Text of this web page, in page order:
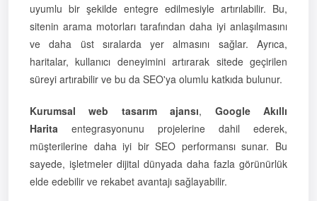
uyumlu bir şekilde entegre edilmesiyle artırılabilir. Bu,
sitenin arama motorları tarafından daha iyi anlaşılmasını
ve daha üst sıralarda yer almasını sağlar. Ayrıca,
haritalar, kullanıcı deneyimini artırarak sitede geçirilen
süreyi artırabilir ve bu da SEO'ya olumlu katkıda bulunur.
Kurumsal web tasarım ajansı, Google Akıllı
Harita entegrasyonunu projelerine dahil ederek,
müşterilerine daha iyi bir SEO performansı sunar. Bu
sayede, işletmeler dijital dünyada daha fazla görünürlük
elde edebilir ve rekabet avantajı sağlayabilir.